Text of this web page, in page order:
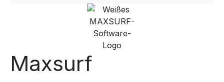
Maxsurf